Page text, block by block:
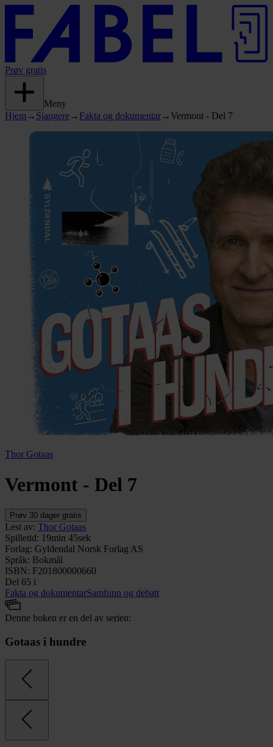
Prøv gratis
Meny
Hjem → Sjangere→ Fakta og dokumentar→Vermont - Del 7
Thor Gotaas
Vermont - Del 7
Prøv 30 dager gratis
Lest av: Thor Gotaas
Spilletid: 19min 45sek
Forlag: Gyldendal Norsk Forlag AS
Språk: Bokmål
ISBN: F201800000660
Del 65 i
Fakta og dokumentarSamfunn og debatt
Denne boken er en del av serien:
Gotaas i hundre